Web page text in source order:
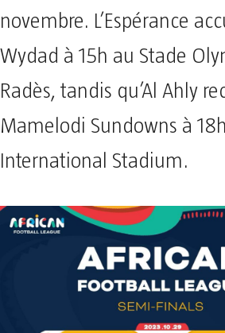
novembre. L’Espérance
Wydad à 15h au Stade
Radès, tandis qu’Al Ahly
Mamelodi Sundowns à
International Stadium.